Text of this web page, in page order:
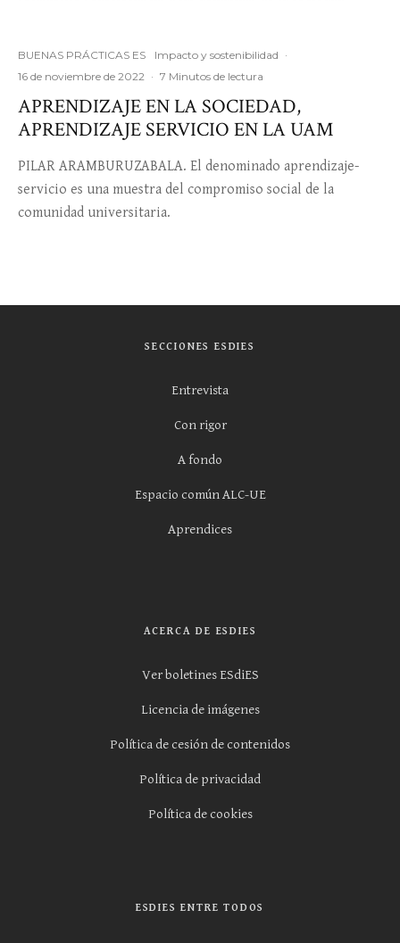
BUENAS PRÁCTICAS ES Impacto y sostenibilidad ·
16 de noviembre de 2022 · 7 Minutos de lectura
APRENDIZAJE EN LA SOCIEDAD,
APRENDIZAJE SERVICIO EN LA UAM
PILAR ARAMBURUZABALA. El denominado aprendizaje-
servicio es una muestra del compromiso social de la
comunidad universitaria.
SECCIONES ESDIES
Entrevista
Con rigor
A fondo
Espacio común ALC-UE
Aprendices
ACERCA DE ESDIES
Ver boletines ESdiES
Licencia de imágenes
Política de cesión de contenidos
Política de privacidad
Política de cookies
ESDIES ENTRE TODOS